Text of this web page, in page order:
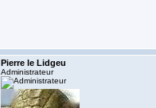
Pierre le Lidgeu
Administrateur